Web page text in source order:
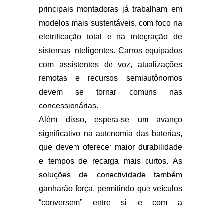
principais montadoras já trabalham em
modelos mais sustentáveis, com foco na
eletrificação total e na integração de
sistemas inteligentes. Carros equipados
com assistentes de voz, atualizações
remotas e recursos semiautônomos
devem se tornar comuns nas
concessionárias.
Além disso, espera-se um avanço
significativo na autonomia das baterias,
que devem oferecer maior durabilidade
e tempos de recarga mais curtos. As
soluções de conectividade também
ganharão força, permitindo que veículos
“conversem” entre si e com a